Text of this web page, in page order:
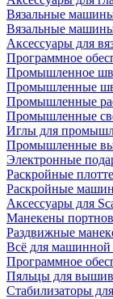
Вязальные
Вязальные
Аксессуары для
Программное
Промышленное
Промышленные
Промышленные
Промышленные
Иглы для
Промышленные
Электронные
Раскройные
Раскройные
Аксессуары для
Манекены
Раздвижные
Всё для
Программное
Пяльцы для
Стабилизаторы